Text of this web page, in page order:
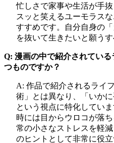
忙しさで家事や生活が手
スッと笑えるユーモラス
すすめです。自分自身の
を抜いて生きたいと願う
Q: 漫画の中で紹介されてい
つものですか？
A: 作品で紹介されるライ
術」とは異なり、「いか
という視点に特化してい
時には目からウロコが落
常の小さなストレスを軽
のヒントとして非常に役立